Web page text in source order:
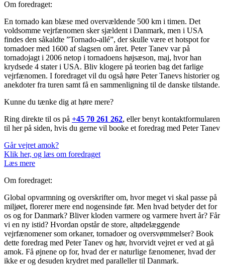
Om foredraget:
En tornado kan blæse med overvældende 500 km i timen. Det
voldsomme vejrfænomen sker sjældent i Danmark, men i USA
findes den såkaldte ”Tornado-allé”, der skulle være et hotspot for
tornadoer med 1600 af slagsen om året. Peter Tanev var på
tornadojagt i 2006 netop i tornadoens højsæson, maj, hvor han
krydsede 4 stater i USA. Bliv klogere på teorien bag det farlige
vejrfænomen. I foredraget vil du også høre Peter Tanevs historier og
anekdoter fra turen samt få en sammenligning til de danske tilstande.
Kunne du tænke dig at høre mere?
Ring direkte til os på +45 70 261 262, eller benyt kontaktformularen
til her på siden, hvis du gerne vil booke et foredrag med Peter Tanev
Går vejret amok?
Klik her, og læs om foredraget
Læs mere
Om foredraget:
Global opvarmning og overskrifter om, hvor meget vi skal passe på
miljøet, florerer mere end nogensinde før. Men hvad betyder det for
os og for Danmark? Bliver kloden varmere og varmere hvert år? Får
vi en ny istid? Hvordan opstår de store, altødelæggende
vejrfænomener som orkaner, tornadoer og oversvømmelser? Book
dette foredrag med Peter Tanev og hør, hvorvidt vejret er ved at gå
amok. Få øjnene op for, hvad der er naturlige fænomener, hvad der
ikke er og desuden krydret med paralleller til Danmark.